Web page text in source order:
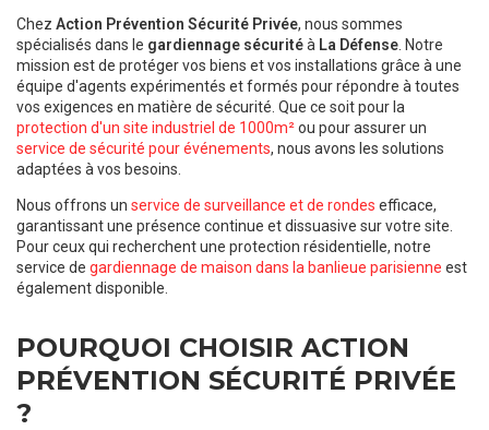
Chez Action Prévention Sécurité Privée, nous sommes
spécialisés dans le gardiennage sécuritéà La Défense . Notre
mission est de protéger vos biens et vos installations grâce à une
équipe d'agents expérimentés et formés pour répondre à toutes
vos exigences en matière de sécurité. Que ce soit pour la
protection d'un site industriel de 1000m²ou pour assurer un
service de sécurité pour événements, nous avons les solutions
adaptées à vos besoins.
Nous offrons un service de surveillance et de rondes efficace,
garantissant une présence continue et dissuasive sur votre site.
Pour ceux qui recherchent une protection résidentielle, notre
service de gardiennage de maison dans la banlieue parisienne est
également disponible.
POURQUOI CHOISIR ACTION
PRÉVENTION SÉCURITÉ PRIVÉE
?